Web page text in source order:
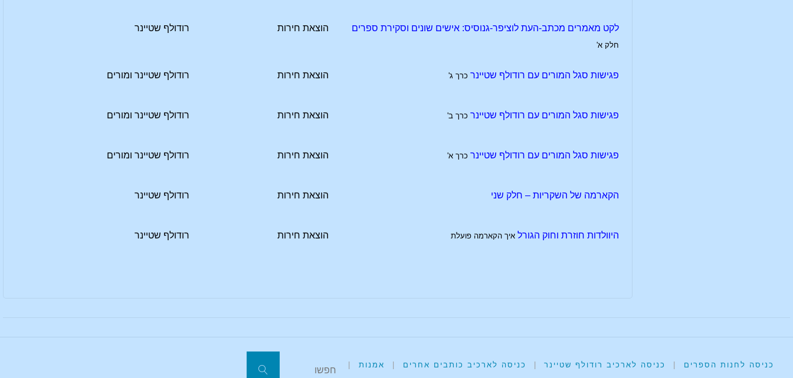
לקט מאמרים מכתב-העת לוציפר-גנוסיס: אישים שונים וסקירת ספרים
חלק א'
הוצאת חירות רודולף שטיינר
פגישות סגל המורים עם רודולף שטיינר כרך ג' הוצאת חירות רודולף שטיינר ומורים
פגישות סגל המורים עם רודולף שטיינר כרך ב' הוצאת חירות רודולף שטיינר ומורים
פגישות סגל המורים עם רודולף שטיינר כרך א' הוצאת חירות רודולף שטיינר ומורים
הקארמה של השקריות – חלק שני הוצאת חירות רודולף שטיינר
היוולדות חוזרת וחוק הגורל איך הקארמה פועלת הוצאת חירות רודולף שטיינר
כניסה לחנות הספרים כניסה לארכיב רודולף שטיינר כניסה לארכיב כותבים אחרים אמנות חפשו